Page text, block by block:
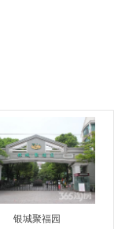
银城聚福园